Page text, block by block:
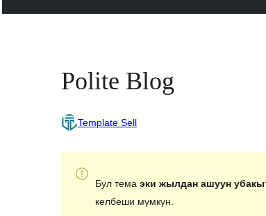
Polite Blog
Template Sell
Бул тема эки жылдан ашуун
келбеши мүмкүн.